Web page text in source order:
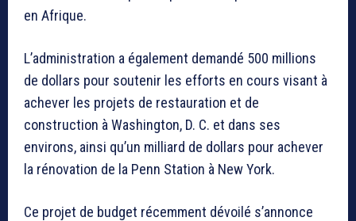
en Afrique.
L’administration a également demandé 500 millions
de dollars pour soutenir les efforts en cours visant à
achever les projets de restauration et de
construction à Washington, D. C. et dans ses
environs, ainsi qu’un milliard de dollars pour achever
la rénovation de la Penn Station à New York.
Ce projet de budget récemment dévoilé s’annonce